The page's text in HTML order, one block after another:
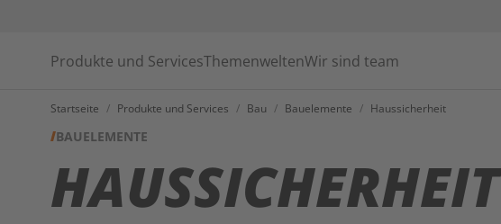
Produkte und ServicesThemenweltenWir sind team
Startseite / Produkte und Services / Bau / Bauelemente / Haussicherheit
BAUELEMENTE
HAUSSICHERHEIT